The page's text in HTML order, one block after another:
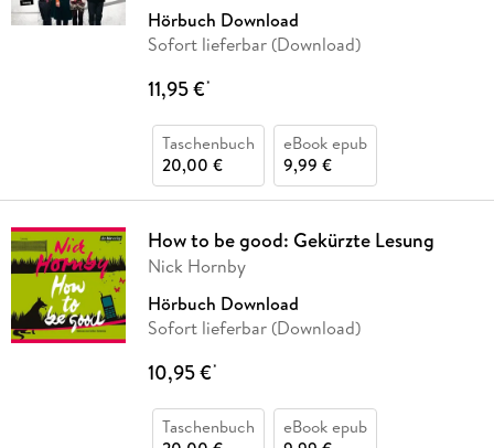
Hörbuch Download
Sofort lieferbar (Download)
11,95 €*
Taschenbuch
20,00 €
eBook epub
9,99 €
How to be good: Gekürzte Lesung
Nick Hornby
Hörbuch Download
Sofort lieferbar (Download)
10,95 €*
Taschenbuch
eBook epub